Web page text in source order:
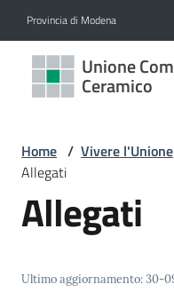
Provincia di Modena
Unione
Ceramico
Unione
Comuni
Ceramico
Amministrazione
Home / Vivere l'Unione
Allegati
Allegati
Ultimo aggiornamento:30-